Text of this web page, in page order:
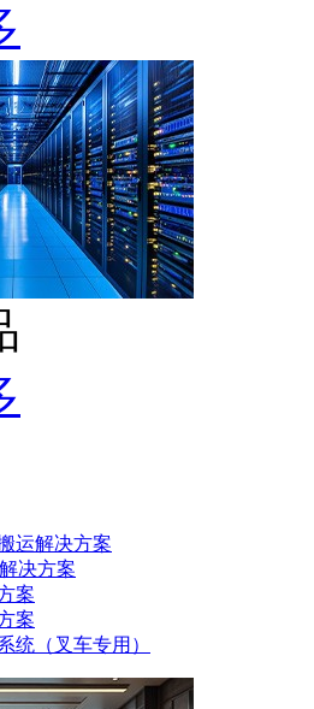
运解决方案
决方案
案
案
统（叉车专用）